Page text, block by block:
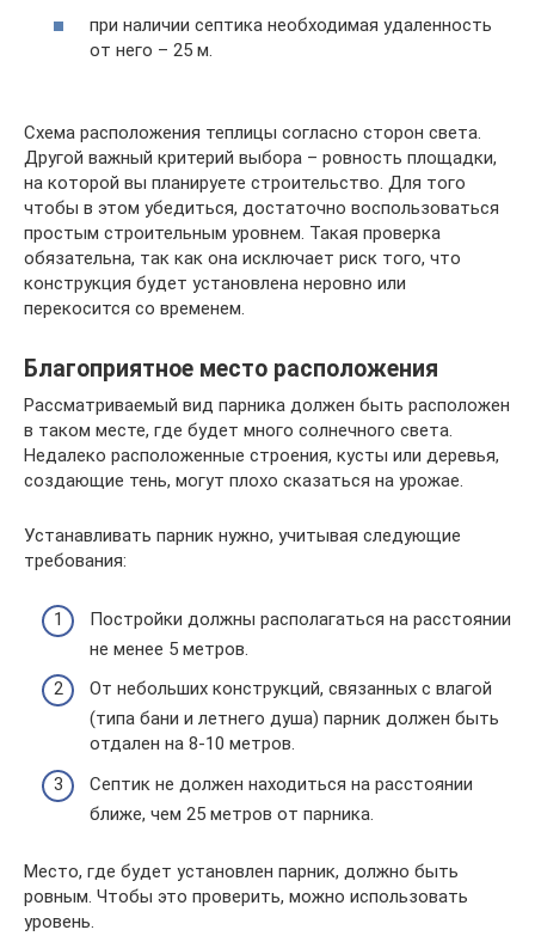
при наличии септика необходимая удаленность
от него – 25 м.
Схема расположения теплицы согласно сторон света.
Другой важный критерий выбора – ровность площадки,
на которой вы планируете строительство. Для того
чтобы в этом убедиться, достаточно воспользоваться
простым строительным уровнем. Такая проверка
обязательна, так как она исключает риск того, что
конструкция будет установлена неровно или
перекосится со временем.
Благоприятное место расположения
Рассматриваемый вид парника должен быть расположен
в таком месте, где будет много солнечного света.
Недалеко расположенные строения, кусты или деревья,
создающие тень, могут плохо сказаться на урожае.
Устанавливать парник нужно, учитывая следующие
требования:
Постройки должны располагаться на расстоянии
не менее 5 метров.
От небольших конструкций, связанных с влагой
(типа бани и летнего душа) парник должен быть
отдален на 8-10 метров.
Септик не должен находиться на расстоянии
ближе, чем 25 метров от парника.
Место, где будет установлен парник, должно быть
ровным. Чтобы это проверить, можно использовать
уровень.